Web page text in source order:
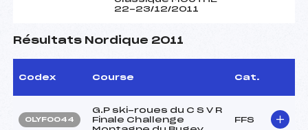
22-23/12/2011
Résultats Nordique 2011
Codex Course Cat.
OLYF0044
G.P ski-roues du C S V R
Finale Challenge
FFS